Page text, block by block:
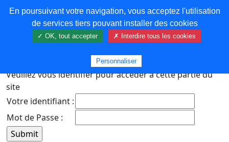
COREMA
Veuillez vous identifier pour accéder à cette partie du
site
Votre identifiant :
Mot de Passe :
En poursuivant votre navigation, vous acceptez l'utilisation
de services tiers pouvant installer des cookies
✓ OK, tout accepter ✗ Interdire tous les cookies
Personnaliser